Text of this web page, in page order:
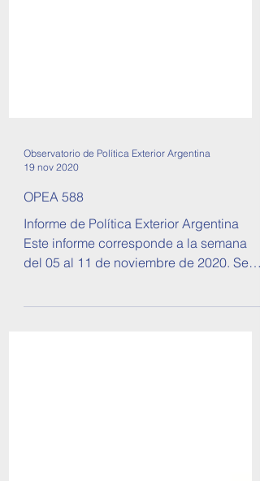
19 nov 2020
OPEA 588
Informe de Política Exterior Argentina
Este informe corresponde a la semana
tratan temas sobre...